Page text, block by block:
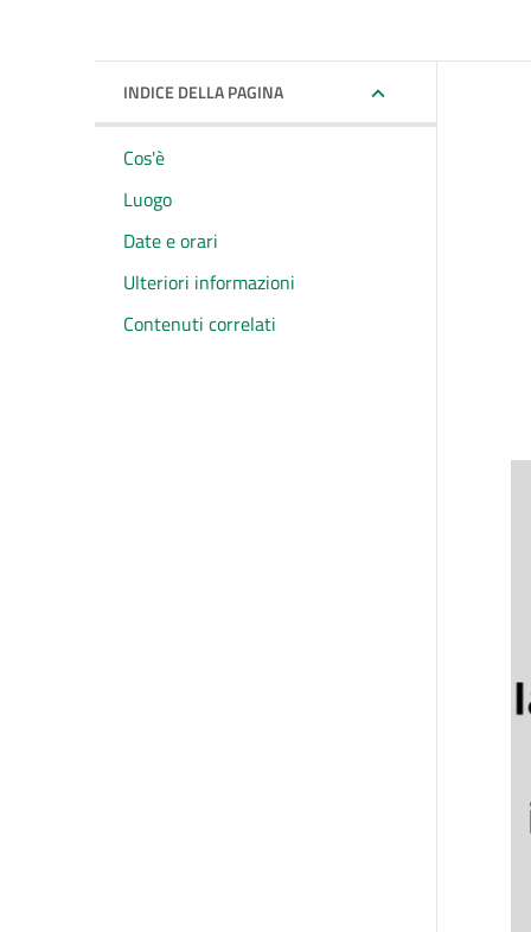
INDICE DELLA PAGINA
Cos'è
Luogo
Date e orari
Ulteriori informazioni
Contenuti correlati